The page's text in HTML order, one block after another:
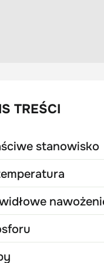
TREŚCI
stanowisko